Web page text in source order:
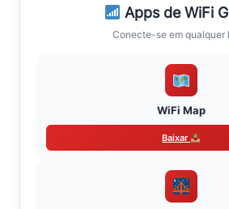
Apps de WiFi
Conecte-se em qualquer
WiFi Map
Baixar